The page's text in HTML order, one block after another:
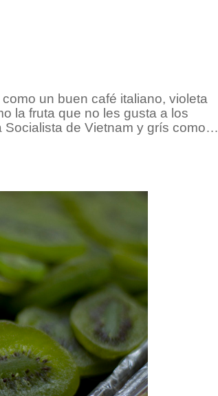
un buen café italiano, violeta
la fruta que no les gusta a los
Socialista de Vietnam y grís como…